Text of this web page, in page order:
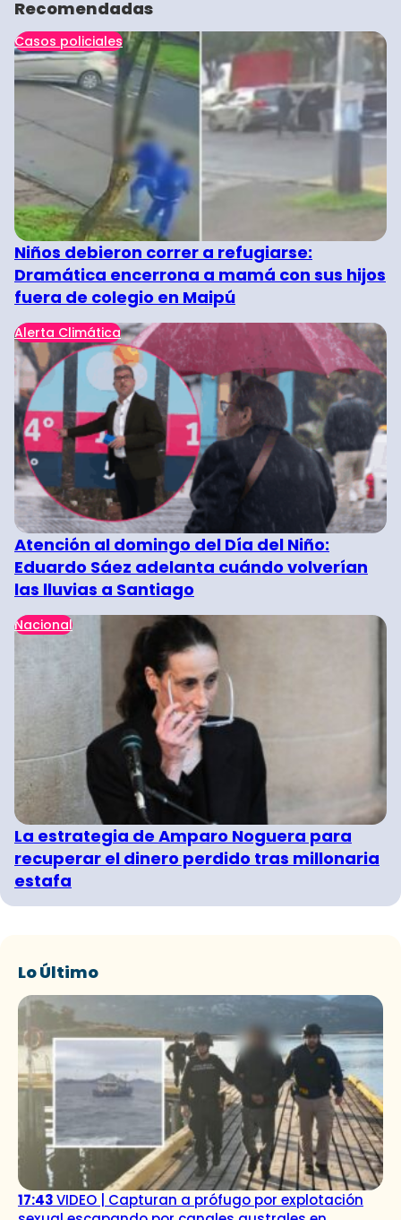
Recomendadas
Casos policiales
Niños debieron correr a refugiarse:
Dramática encerrona a mamá con sus hijos
fuera de colegio en Maipú
Alerta Climática
Atención al domingo del Día del Niño:
Eduardo Sáez adelanta cuándo volverían
las lluvias a Santiago
Nacional
La estrategia de Amparo Noguera para
recuperar el dinero perdido tras millonaria
estafa
Lo Último
17:43VIDEO | Capturan a prófugo por explotación